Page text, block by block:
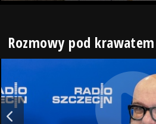
Rozmowy pod krawatem